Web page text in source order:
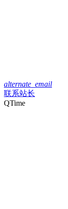
alternate_email
联系站长
QTime